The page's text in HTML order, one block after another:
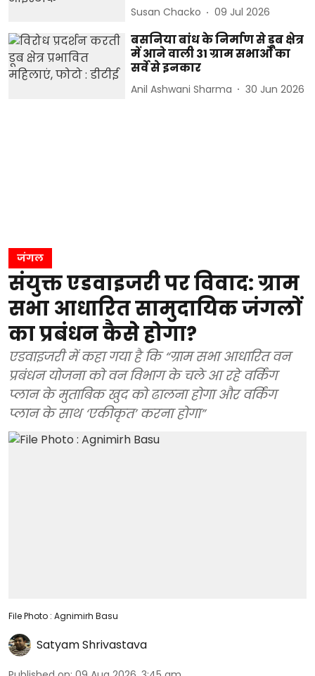
Susan Chacko 09 Jul 2026
बसनिया बांध के निर्माण से डूब क्षेत्र
में आने वाली 31 ग्राम सभाओं का
सर्वे से इनकार
Anil Ashwani Sharma 30 Jun 2026
जंगल
संयुक्त एडवाइजरी पर विवाद: ग्राम
सभा आधारित सामुदायिक जंगलों
का प्रबंधन कैसे होगा?
एडवाइजरी में कहा गया है कि “ग्राम सभा आधारित वन
प्रबंधन योजना को वन विभाग के चले आ रहे वर्किंग
प्लान के मुताबिक खुद को ढालना होगा और वर्किंग
प्लान के साथ ‘एकीकृत’ करना होगा”
File Photo : Agnimirh Basu
Satyam Shrivastava